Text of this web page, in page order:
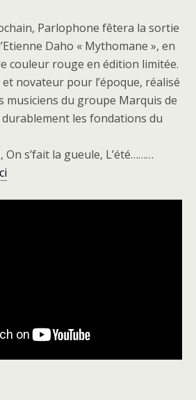
Parlophone fêtera la sortie
Daho « Mythomane », en
couleur rouge en édition limitée.
novateur pour l’époque, réalisé
musiciens du groupe Marquis de
les fondations du
On s’fait la gueule, L’été………